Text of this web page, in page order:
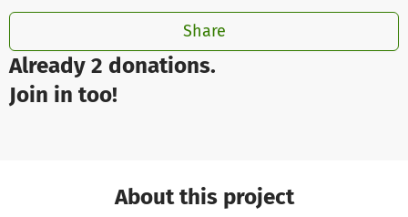
Already 2 donations.
Join in too!
Share
About this project